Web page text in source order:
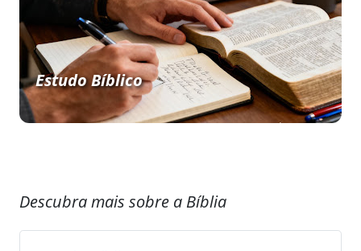
Estudo Bíblico
Descubra mais sobre a Bíblia